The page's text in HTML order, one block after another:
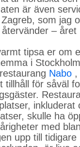
är även
som jag
– året
tipsa er om
i
Nabo ,
tillhåll för såväl
inkluderat
skulle ha
med
upp till